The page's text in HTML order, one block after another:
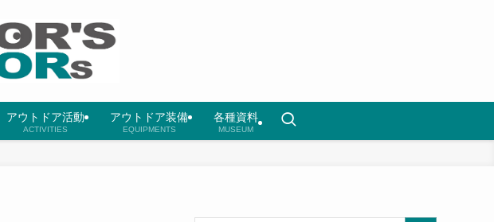
アウトドア活動
ACTIVITIES
アウトドア装備
EQUIPMENTS
各種資料
MUSEUM